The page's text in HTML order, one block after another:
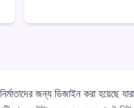
জন্য ডিজাইন করা হয়েছে